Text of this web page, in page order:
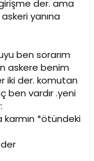
der. ama
yanına
ben sorarım
askere benim
iki der. komutan
ben vardır .yeni
karmın *ötündeki